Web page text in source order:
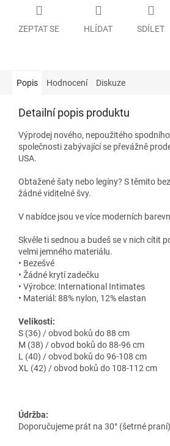
ZEPTAT SE HLÍDAT SDÍLET
Popis Hodnocení Diskuze
Detailní popis produktu
Výprodej nového, nepoužitého
společnosti zabývající se převážně
USA.
Obtažené šaty nebo legíny? S těmito
žádné viditelné švy.
V nabídce jsou ve více moderních
Skvěle ti sednou a budeš se v nich cítit
velmi jemného materiálu.
• Bezešvé
• Žádné krytí zadečku
• Výrobce: International Intimates
• Materiál: 88% nylon, 12% elastan
Velikosti:
S (36) / obvod boků do 88 cm
M (38) / obvod boků do 88-96 cm
L (40) / obvod boků do 96-108 cm
XL (42) / obvod boků do 108-112 cm
Údržba:
Doporučujeme prát na 30° (šetrné praní)